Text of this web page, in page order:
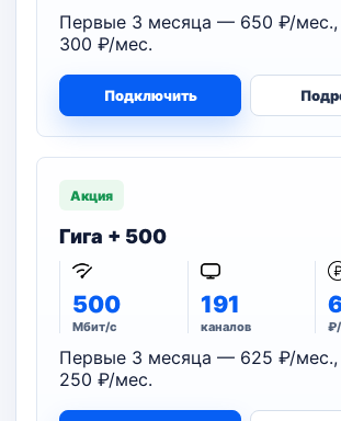
Первые 3 месяца — 650 ₽/мес.,
300 ₽/мес.
Подключить
Акция
Гига + 500
500
Мбит/с
191
каналов
Первые 3 месяца — 625 ₽/мес.,
250 ₽/мес.